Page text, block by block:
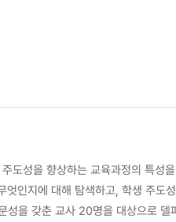
성을 향상하는 교육과정의 특
인지에 대해 탐색하고, 학생 주
을 갖춘 교사 20명을 대상으로